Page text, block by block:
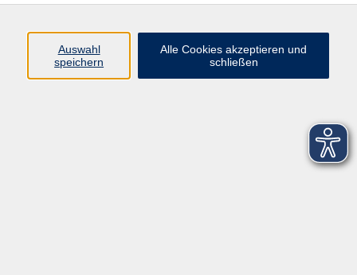
Auswahl
speichern
Alle Cookies akzeptieren und
schließen